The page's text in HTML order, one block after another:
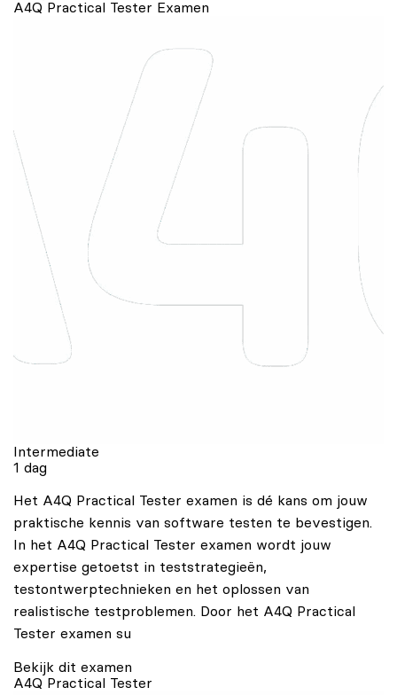
A4Q Practical Tester Examen
Intermediate
1 dag
Het A4Q Practical Tester examen is dé kans om jouw
praktische kennis van software testen te bevestigen.
In het A4Q Practical Tester examen wordt jouw
expertise getoetst in teststrategieën,
testontwerptechnieken en het oplossen van
realistische testproblemen. Door het A4Q Practical
Tester examen su
Bekijk dit examen
A4Q Practical Tester